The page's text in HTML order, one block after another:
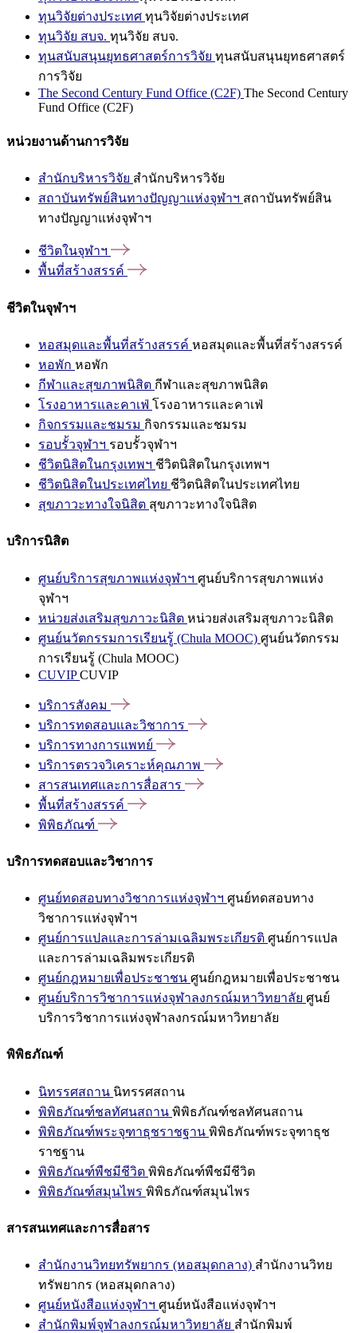
ทุนวิจัยต่างประเทศ ทุนวิจัยต่างประเทศ
ทุนวิจัย สบจ. ทุนวิจัย สบจ.
ทุนสนับสนุนยุทธศาสตร์การวิจัย ทุนสนับสนุนยุทธศาสตร์
การวิจัย
The Second Century Fund Office (C2F) The Second Century
Fund Office (C2F)
หน่วยงานด้านการวิจัย
สำนักบริหารวิจัย สำนักบริหารวิจัย
สถาบันทรัพย์สินทางปัญญาแห่งจุฬาฯ สถาบันทรัพย์สิน
ทางปัญญาแห่งจุฬาฯ
ชีวิตในจุฬาฯ
พื้นที่สร้างสรรค์
ชีวิตในจุฬาฯ
หอสมุดและพื้นที่สร้างสรรค์ หอสมุดและพื้นที่สร้างสรรค์
หอพัก หอพัก
กีฬาและสุขภาพนิสิต กีฬาและสุขภาพนิสิต
โรงอาหารและคาเฟ่ โรงอาหารและคาเฟ่
กิจกรรมและชมรม กิจกรรมและชมรม
รอบรั้วจุฬาฯ รอบรั้วจุฬาฯ
ชีวิตนิสิตในกรุงเทพฯ ชีวิตนิสิตในกรุงเทพฯ
ชีวิตนิสิตในประเทศไทย ชีวิตนิสิตในประเทศไทย
สุขภาวะทางใจนิสิต สุขภาวะทางใจนิสิต
บริการนิสิต
ศูนย์บริการสุขภาพแห่งจุฬาฯ ศูนย์บริการสุขภาพแห่ง
จุฬาฯ
หน่วยส่งเสริมสุขภาวะนิสิต หน่วยส่งเสริมสุขภาวะนิสิต
ศูนย์นวัตกรรมการเรียนรู้ (Chula MOOC) ศูนย์นวัตกรรม
การเรียนรู้ (Chula MOOC)
CUVIPCUVIP
บริการสังคม
บริการทดสอบและวิชาการ
บริการทางการแพทย์
บริการตรวจวิเคราะห์คุณภาพ
สารสนเทศและการสื่อสาร
พื้นที่สร้างสรรค์
พิพิธภัณฑ์
บริการทดสอบและวิชาการ
ศูนย์ทดสอบทางวิชาการแห่งจุฬาฯ ศูนย์ทดสอบทาง
วิชาการแห่งจุฬาฯ
ศูนย์การแปลและการล่ามเฉลิมพระเกียรติ ศูนย์การแปล
และการล่ามเฉลิมพระเกียรติ
ศูนย์กฎหมายเพื่อประชาชน ศูนย์กฎหมายเพื่อประชาชน
ศูนย์บริการวิชาการแห่งจุฬาลงกรณ์มหาวิทยาลัย ศูนย์
บริการวิชาการแห่งจุฬาลงกรณ์มหาวิทยาลัย
พิพิธภัณฑ์
นิทรรศสถาน นิทรรศสถาน
พิพิธภัณฑ์ชลทัศนสถาน พิพิธภัณฑ์ชลทัศนสถาน
พิพิธภัณฑ์พระจุฑาธุชราชฐาน พิพิธภัณฑ์พระจุฑาธุช
ราชฐาน
พิพิธภัณฑ์พืชมีชีวิต พิพิธภัณฑ์พืชมีชีวิต
พิพิธภัณฑ์สมุนไพร พิพิธภัณฑ์สมุนไพร
สารสนเทศและการสื่อสาร
สำนักงานวิทยทรัพยากร (หอสมุดกลาง) สำนักงานวิทย
ทรัพยากร (หอสมุดกลาง)
ศูนย์หนังสือแห่งจุฬาฯ ศูนย์หนังสือแห่งจุฬาฯ
สำนักพิมพ์จุฬาลงกรณ์มหาวิทยาลัย สำนักพิมพ์